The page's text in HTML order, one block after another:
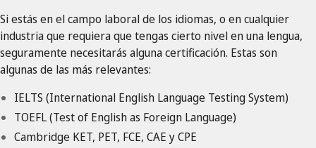
Si estás en el campo laboral de los idiomas, o en cualquier
industria que requiera que tengas cierto nivel en una lengua,
seguramente necesitarás alguna certificación. Estas son
algunas de las más relevantes:
IELTS (International English Language Testing System)
TOEFL (Test of English as Foreign Language)
Cambridge KET, PET, FCE, CAE y CPE